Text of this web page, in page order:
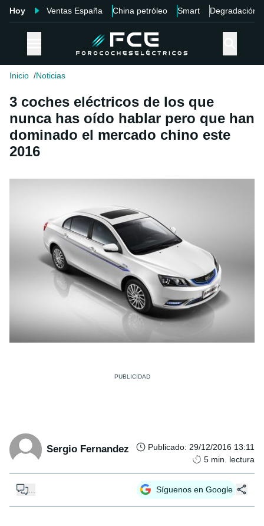
Hoy Ventas España China petróleo Smart Degradación
Inicio Noticias
3 coches eléctricos de los que
nunca has oído hablar pero que han
dominado el mercado chino este
2016
Sergio Fernandez Publicado: 29/12/2016 13:11
5 min. lectura
Síguenos en Google